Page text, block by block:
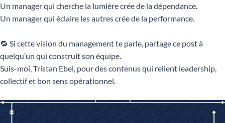
Un manager qui cherche la lumière crée de la dépendance.
Un manager qui éclaire les autres crée de la performance.
🔁 Si cette vision du management te parle, partage ce post à
quelqu’un qui construit son équipe.
Suis-moi, Tristan Ebel, pour des contenus qui relient leadership,
collectif et bon sens opérationnel.